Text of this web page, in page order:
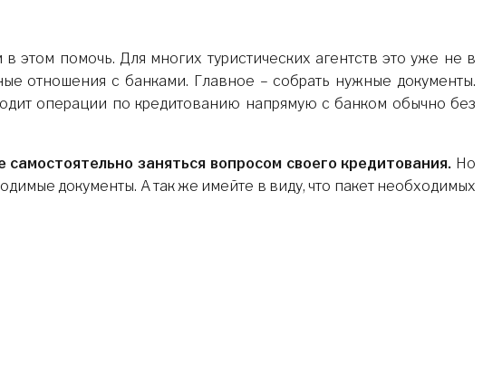
этом помочь. Для многих туристических агентств это уже не в
отношения с банками. Главное – собрать нужные документы.
операции по кредитованию напрямую с банком обычно без
заняться вопросом своего кредитования. Но
документы. А так же имейте в виду, что пакет необходимых